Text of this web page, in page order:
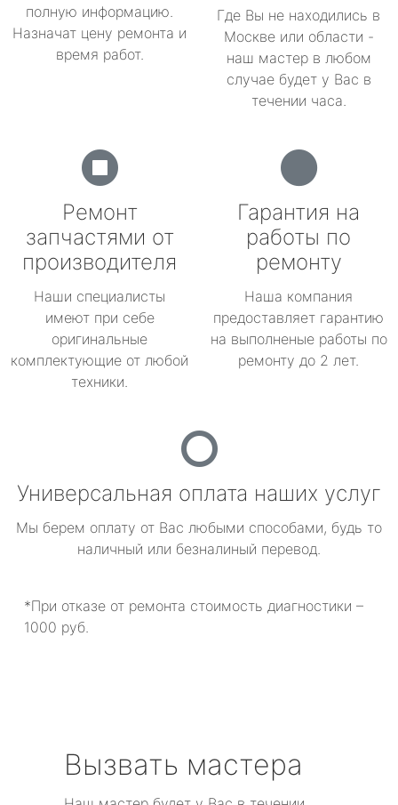
полную информацию.
Назначат цену ремонта и
время работ.
Где Вы не находились в
Москве или области -
наш мастер в любом
случае будет у Вас в
течении часа.
Ремонт
запчастями от
производителя
Наши специалисты
имеют при себе
оригинальные
комплектующие от любой
техники.
Гарантия на
работы по
ремонту
Наша компания
предоставляет гарантию
на выполненые работы по
ремонту до 2 лет.
Универсальная оплата наших услуг
Мы берем оплату от Вас любыми способами, будь то
наличный или безналиный перевод.
*При отказе от ремонта стоимость диагностики –
1000 руб.
Вызвать мастера